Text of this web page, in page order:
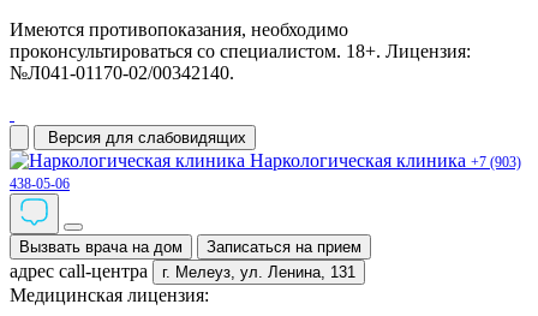
Имеются противопоказания, необходимо
проконсультироваться со специалистом. 18+. Лицензия:
№Л041-01170-02/00342140.
Версия для слабовидящих
Наркологическая клиника +7 (903)
438-05-06
Вызвать врача на дом Записаться на прием
адрес call-центра г. Мелеуз, ул. Ленина, 131
Медицинская лицензия: